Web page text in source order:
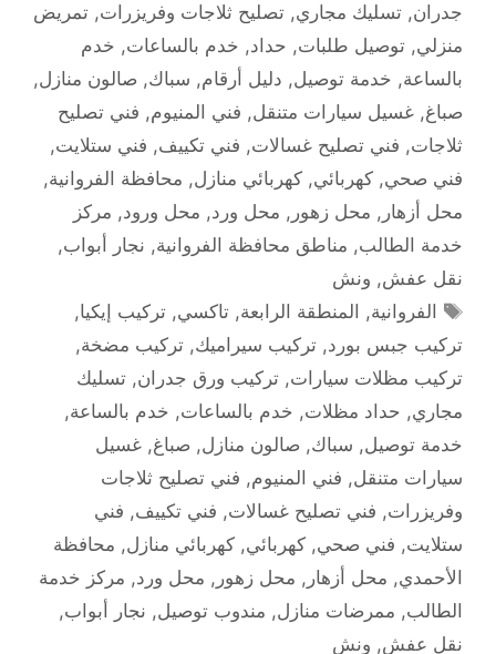
جدران, تسليك مجاري, تصليح ثلاجات وفريزرات, تمريض
منزلي, توصيل طلبات, حداد, خدم بالساعات, خدم
بالساعة, خدمة توصيل, دليل أرقام, سباك, صالون منازل,
صباغ, غسيل سيارات متنقل, فني المنيوم, فني تصليح
ثلاجات, فني تصليح غسالات, فني تكييف, فني ستلايت,
فني صحي, كهربائي, كهربائي منازل, محافظة الفروانية,
محل أزهار , محل زهور , محل ورد, محل ورود, مركز
خدمة الطالب, مناطق محافظة الفروانية, نجار أبواب,
نقل عفش, ونش
الوسوم
الفروانية, المنطقة الرابعة,تاكسي,تركيب إيكيا,
تركيب جبس بورد, تركيب سيراميك, تركيب مضخة,
تركيب مظلات سيارات, تركيب ورق جدران, تسليك
مجاري, حداد مظلات, خدم بالساعات, خدم بالساعة,
خدمة توصيل, سباك, صالون منازل, صباغ, غسيل
سيارات متنقل, فني المنيوم, فني تصليح ثلاجات
وفريزرات, فني تصليح غسالات, فني تكييف, فني
ستلايت, فني صحي, كهربائي, كهربائي منازل, محافظة
الأحمدي, محل أزهار , محل زهور , محل ورد, مركز خدمة
الطالب, ممرضات منازل, مندوب توصيل, نجار أبواب,
نقل عفش, ونش